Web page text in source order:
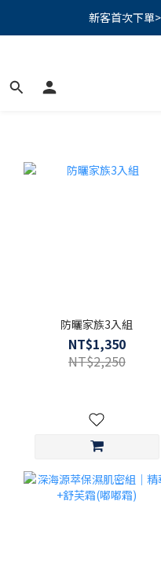
PSK 光防禦柔霧防曬棒｜
新客首次下單
📢綁定LINE好
PSK 光防禦柔霧防曬棒｜
防曬家族3入組
NT$1,350
NT$2,250